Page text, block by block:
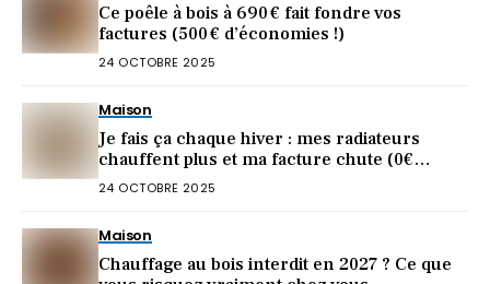
Ce poêle à bois à 690 € fait fondre vos
factures (500 € d’économies !)
24 OCTOBRE 2025
Maison
Je fais ça chaque hiver : mes radiateurs
chauffent plus et ma facture chute (0€
dépensé)
24 OCTOBRE 2025
Maison
Chauffage au bois interdit en 2027 ? Ce que